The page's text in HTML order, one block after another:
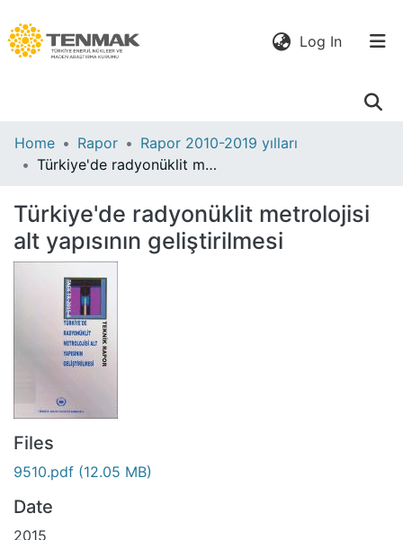
Log In(current)
Communities
& Collections
Statistics
Home Rapor
Rapor 2010-2019 yılları
Türkiye'de radyonüklit metrolojisi alt yapısının geliştirilmesi
Türkiye'de radyonüklit metrolojisi
alt yapısının geliştirilmesi
Files
9510.pdf (12.05 MB)
Date
2015